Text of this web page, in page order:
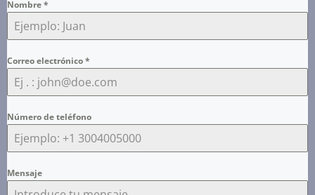
Nombre*
Correo electrónico*
Número de teléfono
Mensaje